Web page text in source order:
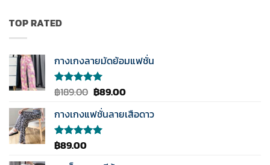
คะแนน
TOP RATED
กางเกงลายมัดย้อมแฟชั่น
ให้คะแนน
คะแนน
฿189.00 Original
was:
฿189.00.
฿89.00Current
is:
กางเกงแฟชั่นลายเสือดาว
ให้คะแนน
฿89.00